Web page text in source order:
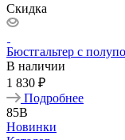
Скидка
Бюстгальтер с
В наличии
1 830 ₽
Подробнее
85B
Новинки